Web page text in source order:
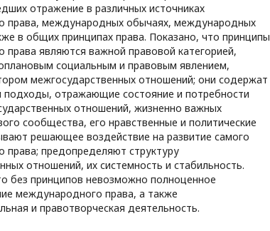
отражение в различных источниках
права, международных обычаях, международных
в общих принципах права. Показано, что принципы
являются важной правовой категорией,
социальным и правовым явлением,
межгосударственных отношений; они содержат
подходы, отражающие состояние и потребности
отношений, жизненно важных
сообщества, его нравственные и политические
решающее воздействие на развитие самого
права; предопределяют структуру
отношений, их системность и стабильность.
без принципов невозможно полноценное
международного права, а также
и правотворческая деятельность.